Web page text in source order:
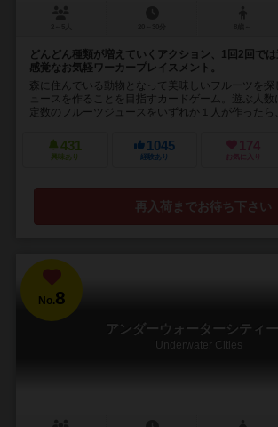
どんどん種類が増えていくアクション、1回2回で
感覚なお気軽ワーカープレイスメント。
森に住んでいる動物となって美味しいフルーツを探
ュースを作ることを目指すカードゲーム。遊ぶ人
定数のフルーツジュースをいずれか１人が作ったら
431
興味あり
1045
経験あり
174
お気に入り
再入荷までお待ち下さい
No.8
アンダーウォーターシティ
Underwater Cities